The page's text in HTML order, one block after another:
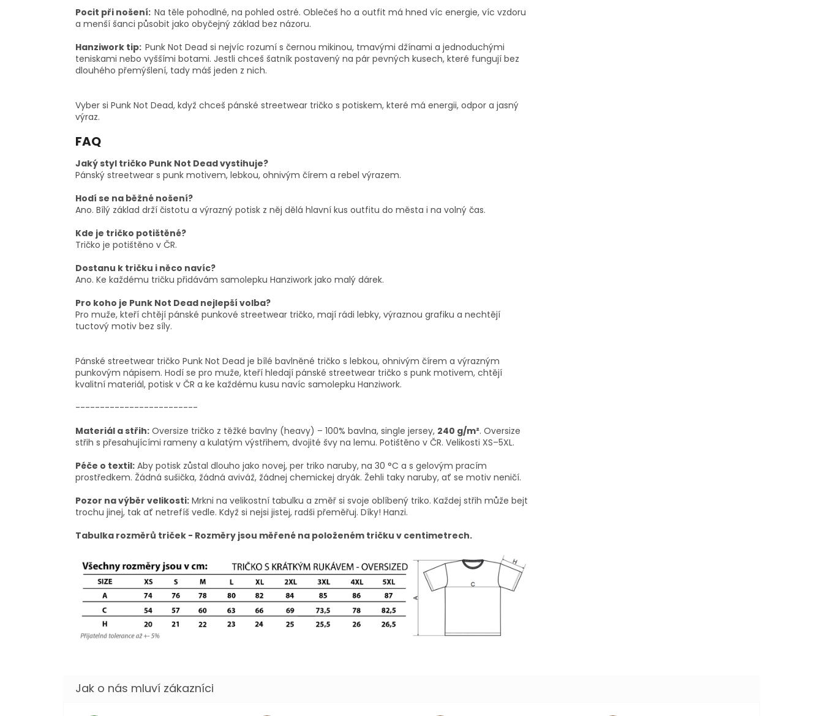
Pocit při nošení: Na těle pohodlné, na pohled ostré. Oblečeš ho a outfit má hned víc energie, víc vzdoru
a menší šanci působit jako obyčejný základ bez názoru.
Hanziwork tip: Punk Not Dead si nejvíc rozumí s černou mikinou, tmavými džínami a jednoduchými
teniskami nebo vyššími botami. Jestli chceš šatník postavený na pár pevných kusech, které fungují bez
dlouhého přemýšlení, tady máš jeden z nich.
Vyber si Punk Not Dead, když chceš pánské streetwear tričko s potiskem, které má energii, odpor a jasný
výraz.
FAQ
Jaký styl tričko Punk Not Dead vystihuje?
Pánský streetwear s punk motivem, lebkou, ohnivým čírem a rebel výrazem.
Hodí se na běžné nošení?
Ano. Bílý základ drží čistotu a výrazný potisk z něj dělá hlavní kus outfitu do města i na volný čas.
Kde je tričko potištěné?
Tričko je potištěno v ČR.
Dostanu k tričku i něco navíc?
Ano. Ke každému tričku přidávám samolepku Hanziwork jako malý dárek.
Pro koho je Punk Not Dead nejlepší volba?
Pro muže, kteří chtějí pánské punkové streetwear tričko, mají rádi lebky, výraznou grafiku a nechtějí
tuctový motiv bez síly.
Pánské streetwear tričko Punk Not Dead je bílé bavlněné tričko s lebkou, ohnivým čírem a výrazným
punkovým nápisem. Hodí se pro muže, kteří hledají pánské streetwear tričko s punk motivem, chtějí
kvalitní materiál, potisk v ČR a ke každému kusu navíc samolepku Hanziwork.
-------------------------
Materiál a střih: Oversize tričko z těžké bavlny (heavy) – 100% bavlna, single jersey, 240 g/m². Oversize
střih s přesahujícími rameny a kulatým výstřihem, dvojité švy na lemu. Potištěno v ČR. Velikosti XS–5XL.
Péče o textil: Aby potisk zůstal dlouho jako novej, per triko naruby, na 30 °C a s gelovým pracím
prostředkem. Žádná sušička, žádná aviváž, žádnej chemickej dryák. Žehli taky naruby, ať se motiv neničí.
Pozor na výběr velikosti: Mrkni na velikostní tabulku a změř si svoje oblíbený triko. Každej střih může bejt
trochu jinej, tak ať netrefíš vedle. Když si nejsi jistej, radši přeměřuj. Díky! Hanzi.
Tabulka rozměrů triček - Rozměry jsou měřené na položeném tričku v centimetrech.